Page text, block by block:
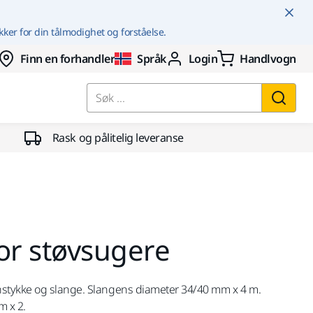
for din tålmodighet og forståelse.
Finn en forhandler Språk Login Handlvogn
Søk ...
Rask og pålitelig leveranse
støvsugere
og slange. Slangens diameter 34/40 mm x 4 m.
x 2.